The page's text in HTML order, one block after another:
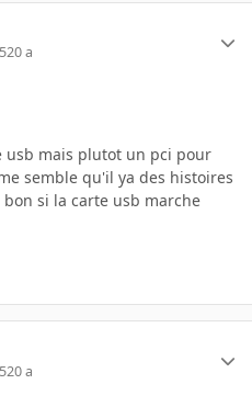
20 a
usb mais plutot un pci pour
semble qu'il ya des histoires
si la carte usb marche
20 a